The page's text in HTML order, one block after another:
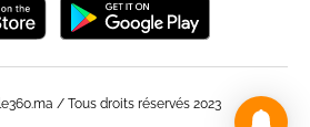
/ Tous droits réservés 2023